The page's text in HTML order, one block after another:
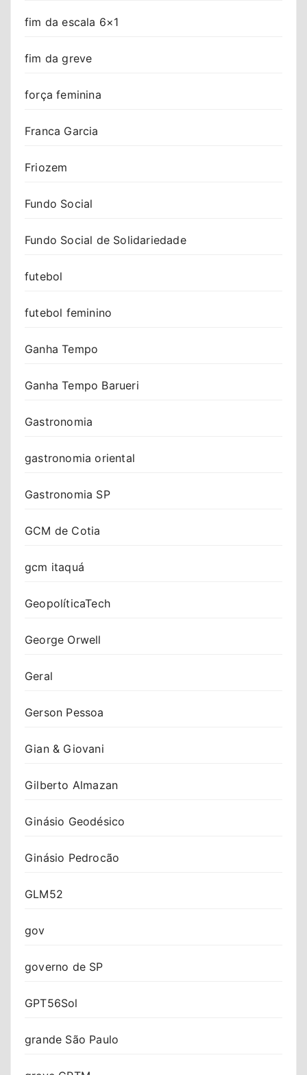
fim da escala 6×1
fim da greve
força feminina
Franca Garcia
Friozem
Fundo Social
Fundo Social de Solidariedade
futebol
futebol feminino
Ganha Tempo
Ganha Tempo Barueri
Gastronomia
gastronomia oriental
Gastronomia SP
GCM de Cotia
gcm itaquá
GeopolíticaTech
George Orwell
Geral
Gerson Pessoa
Gian & Giovani
Gilberto Almazan
Ginásio Geodésico
Ginásio Pedrocão
GLM52
gov
governo de SP
GPT56Sol
grande São Paulo